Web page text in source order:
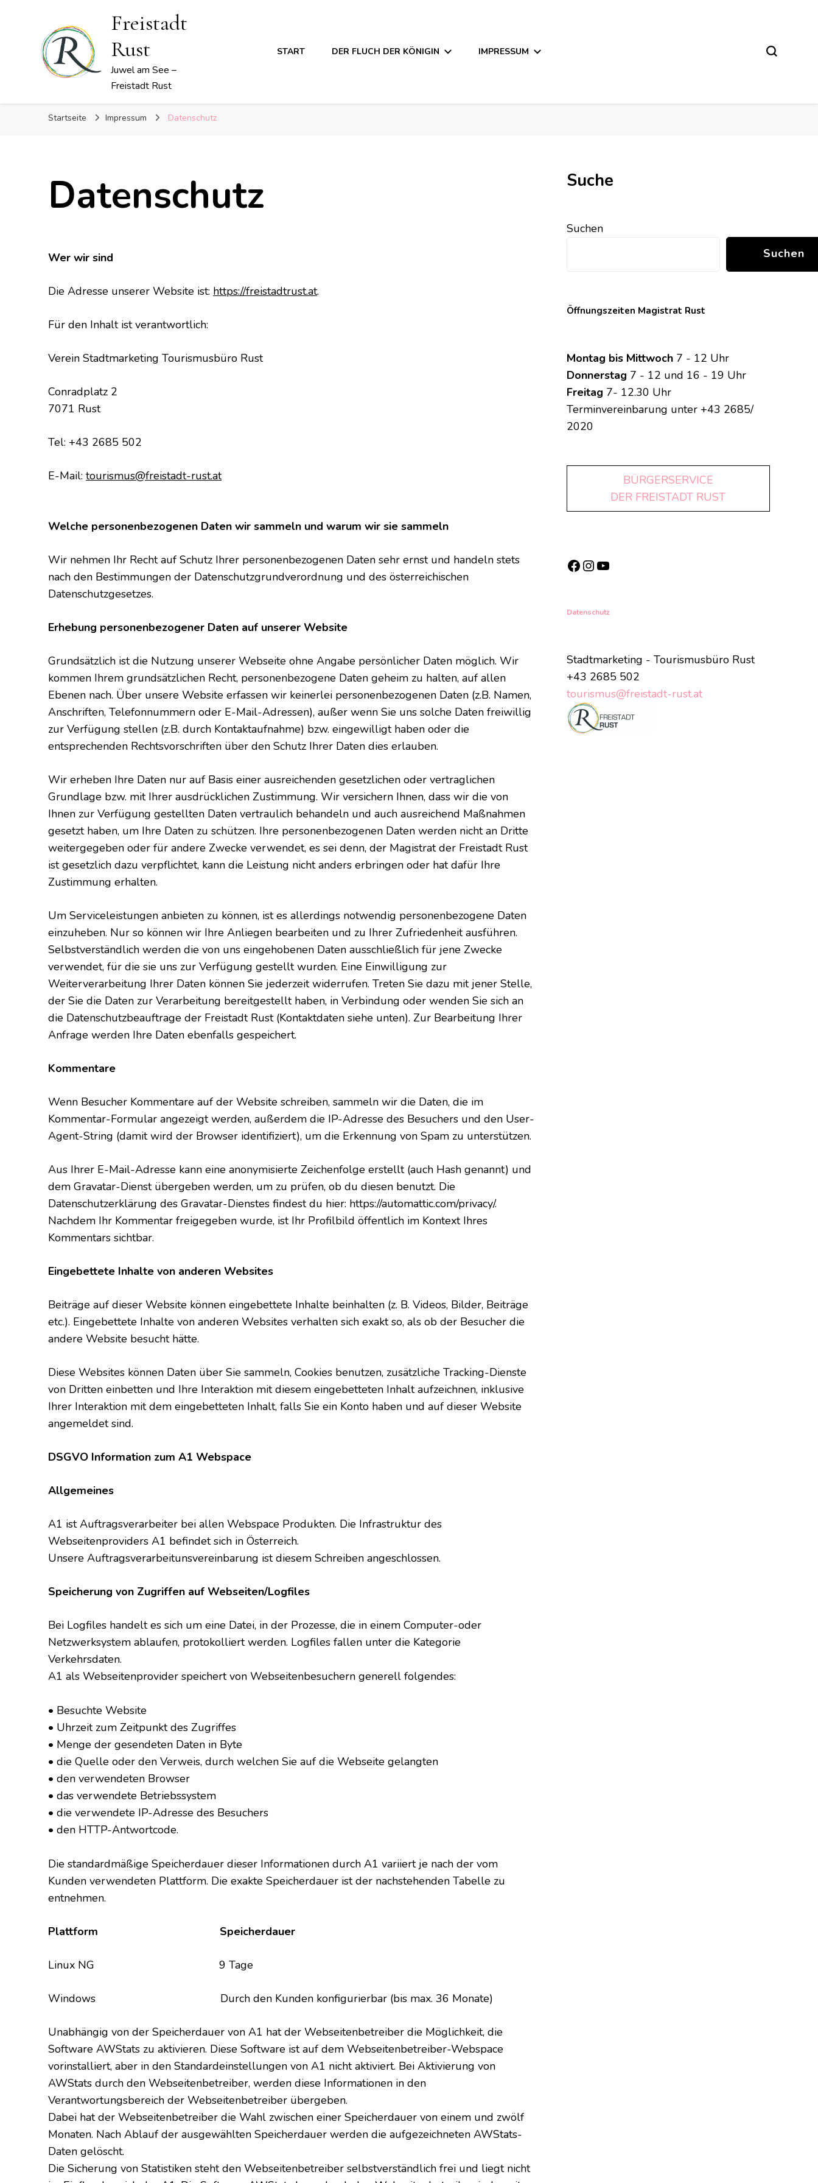
Freistadt
Rust
Juwel am See –
Freistadt Rust
START DER FLUCH DER KÖNIGIN IMPRESSUM
Startseite Impressum Datenschutz
Datenschutz
Wer wir sind
Die Adresse unserer Website ist: https://freistadtrust.at.
Für den Inhalt ist verantwortlich:
Verein Stadtmarketing Tourismusbüro Rust
Conradplatz 2
7071 Rust
Tel: +43 2685 502
E-Mail: tourismus@freistadt-rust.at
Welche personenbezogenen Daten wir sammeln und warum wir sie sammeln
Wir nehmen Ihr Recht auf Schutz Ihrer personenbezogenen Daten sehr ernst und handeln stets
nach den Bestimmungen der Datenschutzgrundverordnung und des österreichischen
Datenschutzgesetzes.
Erhebung personenbezogener Daten auf unserer Website
Grundsätzlich ist die Nutzung unserer Webseite ohne Angabe persönlicher Daten möglich. Wir
kommen Ihrem grundsätzlichen Recht, personenbezogene Daten geheim zu halten, auf allen
Ebenen nach. Über unsere Website erfassen wir keinerlei personenbezogenen Daten (z.B. Namen,
Anschriften, Telefonnummern oder E-Mail-Adressen), außer wenn Sie uns solche Daten freiwillig
zur Verfügung stellen (z.B. durch Kontaktaufnahme) bzw. eingewilligt haben oder die
entsprechenden Rechtsvorschriften über den Schutz Ihrer Daten dies erlauben.
Wir erheben Ihre Daten nur auf Basis einer ausreichenden gesetzlichen oder vertraglichen
Grundlage bzw. mit Ihrer ausdrücklichen Zustimmung. Wir versichern Ihnen, dass wir die von
Ihnen zur Verfügung gestellten Daten vertraulich behandeln und auch ausreichend Maßnahmen
gesetzt haben, um Ihre Daten zu schützen. Ihre personenbezogenen Daten werden nicht an Dritte
weitergegeben oder für andere Zwecke verwendet, es sei denn, der Magistrat der Freistadt Rust
ist gesetzlich dazu verpflichtet, kann die Leistung nicht anders erbringen oder hat dafür Ihre
Zustimmung erhalten.
Um Serviceleistungen anbieten zu können, ist es allerdings notwendig personenbezogene Daten
einzuheben. Nur so können wir Ihre Anliegen bearbeiten und zu Ihrer Zufriedenheit ausführen.
Selbstverständlich werden die von uns eingehobenen Daten ausschließlich für jene Zwecke
verwendet, für die sie uns zur Verfügung gestellt wurden. Eine Einwilligung zur
Weiterverarbeitung Ihrer Daten können Sie jederzeit widerrufen. Treten Sie dazu mit jener Stelle,
der Sie die Daten zur Verarbeitung bereitgestellt haben, in Verbindung oder wenden Sie sich an
die Datenschutzbeauftrage der Freistadt Rust (Kontaktdaten siehe unten). Zur Bearbeitung Ihrer
Anfrage werden Ihre Daten ebenfalls gespeichert.
Kommentare
Wenn Besucher Kommentare auf der Website schreiben, sammeln wir die Daten, die im
Kommentar-Formular angezeigt werden, außerdem die IP-Adresse des Besuchers und den User-
Agent-String (damit wird der Browser identifiziert), um die Erkennung von Spam zu unterstützen.
Aus Ihrer E-Mail-Adresse kann eine anonymisierte Zeichenfolge erstellt (auch Hash genannt) und
dem Gravatar-Dienst übergeben werden, um zu prüfen, ob du diesen benutzt. Die
Datenschutzerklärung des Gravatar-Dienstes findest du hier: https://automattic.com/privacy/.
Nachdem Ihr Kommentar freigegeben wurde, ist Ihr Profilbild öffentlich im Kontext Ihres
Kommentars sichtbar.
Eingebettete Inhalte von anderen Websites
Beiträge auf dieser Website können eingebettete Inhalte beinhalten (z. B. Videos, Bilder, Beiträge
etc.). Eingebettete Inhalte von anderen Websites verhalten sich exakt so, als ob der Besucher die
andere Website besucht hätte.
Diese Websites können Daten über Sie sammeln, Cookies benutzen, zusätzliche Tracking-Dienste
von Dritten einbetten und Ihre Interaktion mit diesem eingebetteten Inhalt aufzeichnen, inklusive
Ihrer Interaktion mit dem eingebetteten Inhalt, falls Sie ein Konto haben und auf dieser Website
angemeldet sind.
DSGVO Information zum A1 Webspace
Allgemeines
A1 ist Auftragsverarbeiter bei allen Webspace Produkten. Die Infrastruktur des
Webseitenproviders A1 befindet sich in Österreich.
Unsere Auftragsverarbeitunsvereinbarung ist diesem Schreiben angeschlossen.
Speicherung von Zugriffen auf Webseiten/Logfiles
Bei Logfiles handelt es sich um eine Datei, in der Prozesse, die in einem Computer-oder
Netzwerksystem ablaufen, protokolliert werden. Logfiles fallen unter die Kategorie
Verkehrsdaten.
A1 als Webseitenprovider speichert von Webseitenbesuchern generell folgendes:
• Besuchte Website
• Uhrzeit zum Zeitpunkt des Zugriffes
• Menge der gesendeten Daten in Byte
• die Quelle oder den Verweis, durch welchen Sie auf die Webseite gelangten
• den verwendeten Browser
• das verwendete Betriebssystem
• die verwendete IP-Adresse des Besuchers
• den HTTP-Antwortcode.
Die standardmäßige Speicherdauer dieser Informationen durch A1 variiert je nach der vom
Kunden verwendeten Plattform. Die exakte Speicherdauer ist der nachstehenden Tabelle zu
entnehmen.
Plattform Speicherdauer
Linux NG 9 Tage
Windows Durch den Kunden konfigurierbar (bis max. 36 Monate)
Unabhängig von der Speicherdauer von A1 hat der Webseitenbetreiber die Möglichkeit, die
Software AWStats zu aktivieren. Diese Software ist auf dem Webseitenbetreiber-Webspace
vorinstalliert, aber in den Standardeinstellungen von A1 nicht aktiviert. Bei Aktivierung von
AWStats durch den Webseitenbetreiber, werden diese Informationen in den
Verantwortungsbereich der Webseitenbetreiber übergeben.
Dabei hat der Webseitenbetreiber die Wahl zwischen einer Speicherdauer von einem und zwölf
Monaten. Nach Ablauf der ausgewählten Speicherdauer werden die aufgezeichneten AWStats-
Daten gelöscht.
Die Sicherung von Statistiken steht den Webseitenbetreiber selbstverständlich frei und liegt nicht
Suche
Suchen
Suchen
Öffnungszeiten Magistrat Rust
Montag bis Mittwoch7 - 12 Uhr
Donnerstag 7 - 12 und 16 - 19 Uhr
Freitag 7- 12.30 Uhr
Terminvereinbarung unter +43 2685/
2020
BÜRGERSERVICE
DER FREISTADT RUST
Facebook
Instagram
YouTube
Datenschutz
Stadtmarketing - Tourismusbüro Rust
+43 2685 502
tourismus@freistadt-rust.at